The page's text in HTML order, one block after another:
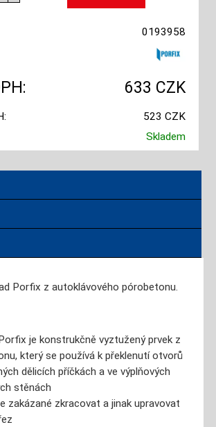
0193958
633 CZK
523 CZK
Skladem
Porfix z autoklávového pórobetonu.
je konstrukčně vyztužený prvek z
který se používá k překlenutí otvorů
dělicích příčkách a ve výplňových
stěnách
zakázané zkracovat a jinak upravovat